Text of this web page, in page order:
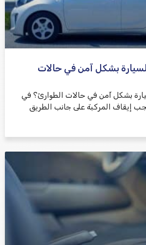
بشكل آمن في حالات
بشكل آمن في حالات الطوارئ؟ في
إيقاف المركبة على جانب الطريق